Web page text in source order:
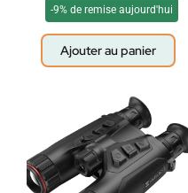
-9% de remise aujourd'hui
Ajouter au panier